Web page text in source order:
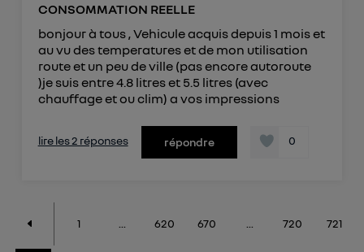
CONSOMMATION REELLE
bonjour à tous , Vehicule acquis depuis 1 mois et
au vu des temperatures et de mon utilisation
route et un peu de ville (pas encore autoroute
)je suis entre 4.8 litres et 5.5 litres (avec
chauffage et ou clim) a vos impressions
lire les 2 réponses répondre 0
1 620 670 720 721